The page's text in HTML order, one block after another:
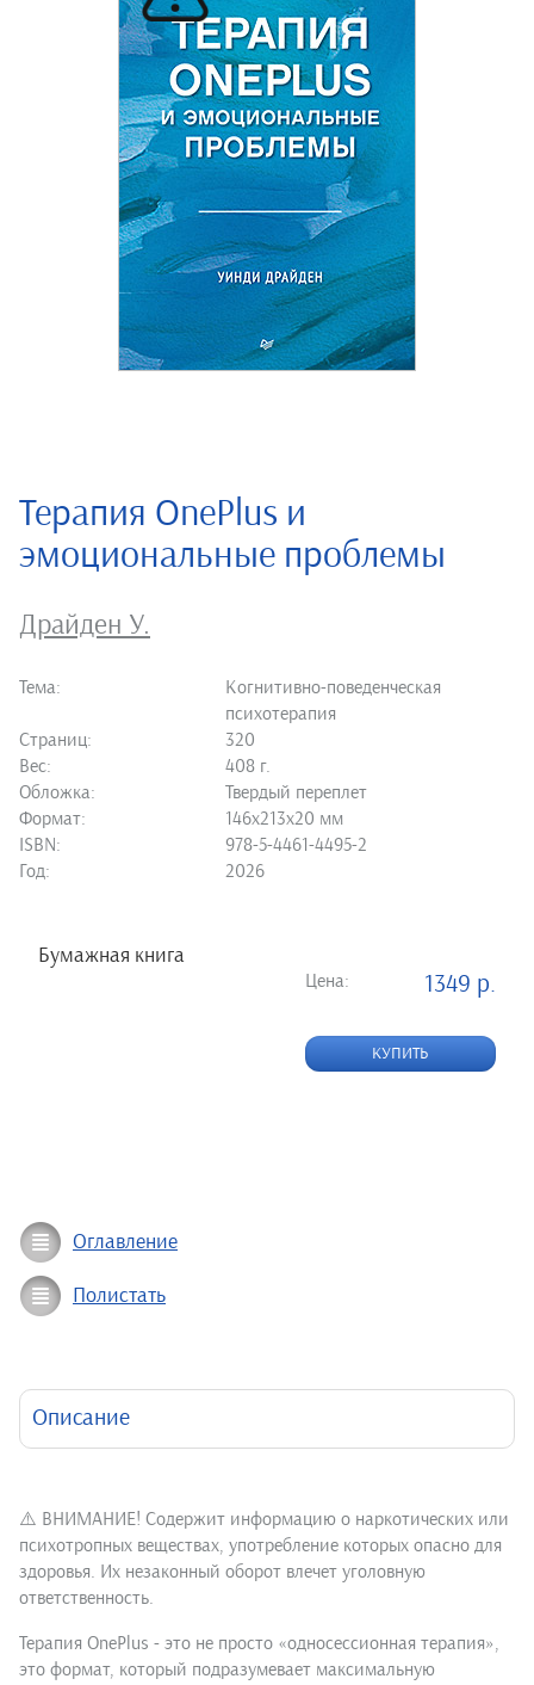
Терапия OnePlus и
эмоциональные проблемы
Драйден У.
Тема:
Когнитивно-поведенческая
психотерапия
Страниц:
320
Вес:
408 г.
Обложка:
Твердый переплет
Формат:
146х213х20 мм
ISBN:
978-5-4461-4495-2
Год:
2026
Бумажная книга
Цена: 1349 р.
КУПИТЬ
Оглавление
Полистать
Описание
⚠️ ВНИМАНИЕ! Содержит информацию о наркотических или
психотропных веществах, употребление которых опасно для
здоровья. Их незаконный оборот влечет уголовную
ответственность.
Терапия OnePlus - это не просто «односессионная терапия»,
это формат, который подразумевает максимальную